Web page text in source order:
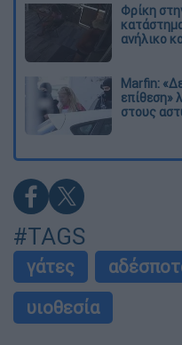
Φρίκη
ανήλικο
Marfin:
επίθεση»
στους
#TAGS
γάτες
υιοθεσία